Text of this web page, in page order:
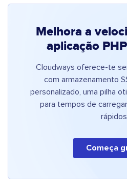
Melhora a
aplicação
Cloudways oferece-te
com armazenamento
personalizado, uma pilha
para tempos de
Começa